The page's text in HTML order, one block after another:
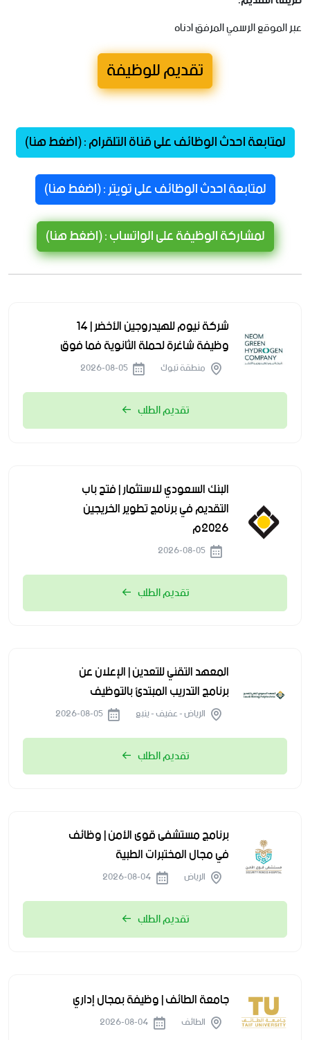
عبر الموقع الرسمي المرفق ادناه
تقديم للوظيفة
لمتابعة احدث الوظائف على قناة التلقرام : (اضغط هنا)
لمتابعة احدث الوظائف على تويتر : (اضغط هنا)
لمشاركة الوظيفة على الواتساب : (اضغط هنا)
شركة نيوم للهيدروجين الأخضر | 14
وظيفة شاغرة لحملة الثانوية فما فوق
منطقة تبوك
تقديم الطلب
البنك السعودي للاستثمار | فتح باب
التقديم في برنامج تطوير الخريجين
2026م
تقديم الطلب
المعهد التقني للتعدين | الإعلان عن
برنامج التدريب المبتدئ بالتوظيف
الرياض - عفيف - ينبع
تقديم الطلب
برنامج مستشفى قوى الأمن | وظائف
في مجال المختبرات الطبية
الرياض
تقديم الطلب
جامعة الطائف | وظيفة بمجال إداري
الطائف